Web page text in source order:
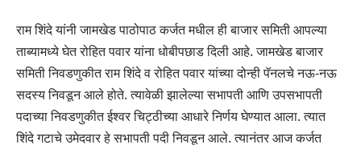
राम शिंदे यांनी जामखेड पाठोपाठ कर्जत मधील ही बाजार समिती आपल्या
ताब्यामध्ये घेत रोहित पवार यांना धोबीपछाड दिली आहे. जामखेड बाजार
समिती निवडणुकीत राम शिंदे व रोहित पवार यांच्या दोन्ही पॅनलचे नऊ-नऊ
सदस्य निवडून आले होते. त्यावेळी झालेल्या सभापती आणि उपसभापती
पदाच्या निवडणुकीत ईश्वर चिट्ठीच्या आधारे निर्णय घेण्यात आला. त्यात
शिंदे गटाचे उमेदवार हे सभापती पदी निवडून आले. त्यानंतर आज कर्जत